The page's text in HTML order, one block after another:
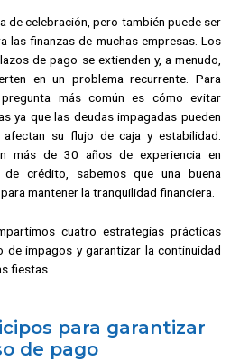
de celebración, pero también puede ser
las finanzas de muchas empresas. Los
de pago se extienden y, a menudo,
en un problema recurrente. Para
más común es cómo evitar
ya que las deudas impagadas pueden
afectan su flujo de caja y estabilidad.
más de 30 años de experiencia en
crédito, sabemos que una buena
mantener la tranquilidad financiera.
cuatro estrategias prácticas
de impagos y garantizar la continuidad
fiestas.
para garantizar
de pago